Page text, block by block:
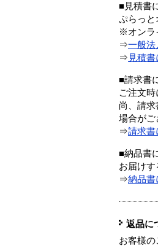
■見積書
ぷらっと
※オンラ
⇒一般法
⇒ 見積
■請求書
ご注文
尚、請
場合がご
⇒請求書
■納品書
お届けす
⇒納品書
返品に
お客様